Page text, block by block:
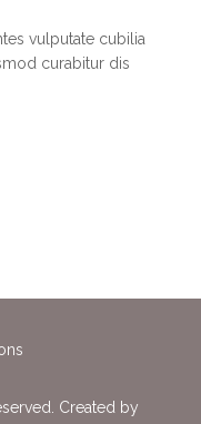
vulputate cubilia
curabitur dis
Created by